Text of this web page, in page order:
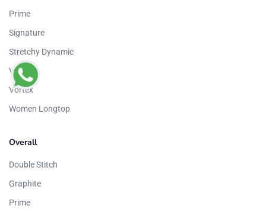
Prime
Signature
Stretchy Dynamic
Vibrant
Vortex
Women Longtop
Overall
Double Stitch
Graphite
Prime